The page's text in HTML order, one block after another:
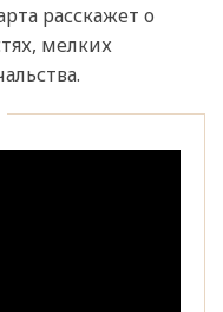
расскажет о
мелких